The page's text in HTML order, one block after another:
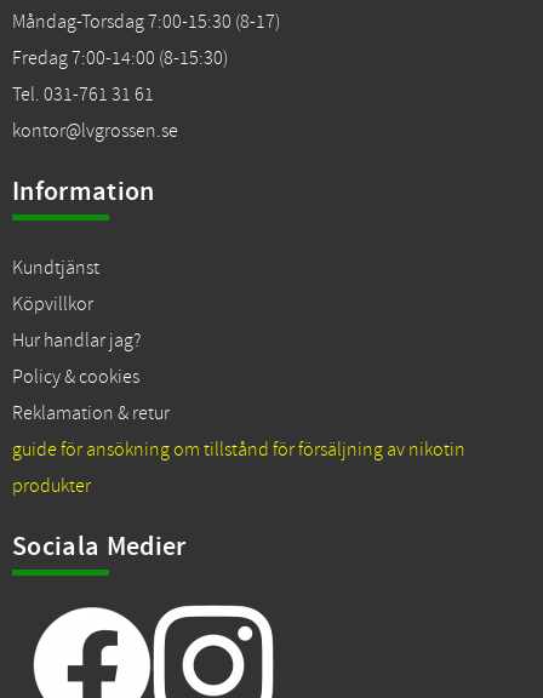
Måndag-Torsdag 7:00-15:30 (8-17)
Fredag 7:00-14:00 (8-15:30)
Tel. 031-761 31 61
kontor@lvgrossen.se
Information
Kundtjänst
Köpvillkor
Hur handlar jag?
Policy & cookies
Reklamation & retur
guide för ansökning om tillstånd för försäljning av nikotin
produkter
Sociala Medier